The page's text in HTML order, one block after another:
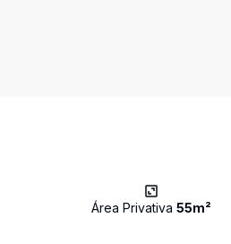
Área Privativa 55m²